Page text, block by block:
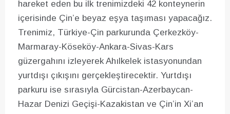
hareket eden bu ilk trenimizdeki 42 konteynerin
içerisinde Çin’e beyaz eşya taşıması yapacağız.
Trenimiz, Türkiye-Çin parkurunda Çerkezköy-
Marmaray-Köseköy-Ankara-Sivas-Kars
güzergahını izleyerek Ahılkelek istasyonundan
yurtdışı çıkışını gerçekleştirecektir. Yurtdışı
parkuru ise sırasıyla Gürcistan-Azerbaycan-
Hazar Denizi Geçişi-Kazakistan ve Çin’in Xi’an